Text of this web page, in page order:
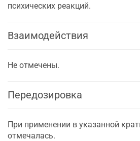
психических реакций.
Взаимодействия
Не отмечены.
Передозировка
При применении в указанной
отмечалась.